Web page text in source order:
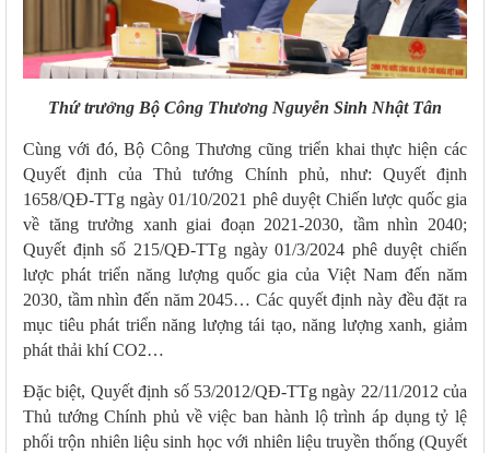
Thứ trưởng Bộ Công Thương Nguyễn Sinh Nhật Tân
Cùng với đó, Bộ Công Thương cũng triển khai thực hiện các
Quyết định của Thủ tướng Chính phủ, như: Quyết định
1658/QĐ-TTg ngày 01/10/2021 phê duyệt Chiến lược quốc gia
về tăng trưởng xanh giai đoạn 2021-2030, tầm nhìn 2040;
Quyết định số 215/QĐ-TTg ngày 01/3/2024 phê duyệt chiến
lược phát triển năng lượng quốc gia của Việt Nam đến năm
2030, tầm nhìn đến năm 2045… Các quyết định này đều đặt ra
mục tiêu phát triển năng lượng tái tạo, năng lượng xanh, giảm
phát thải khí CO2…
Đặc biệt, Quyết định số 53/2012/QĐ-TTg ngày 22/11/2012 của
Thủ tướng Chính phủ về việc ban hành lộ trình áp dụng tỷ lệ
phối trộn nhiên liệu sinh học với nhiên liệu truyền thống (Quyết